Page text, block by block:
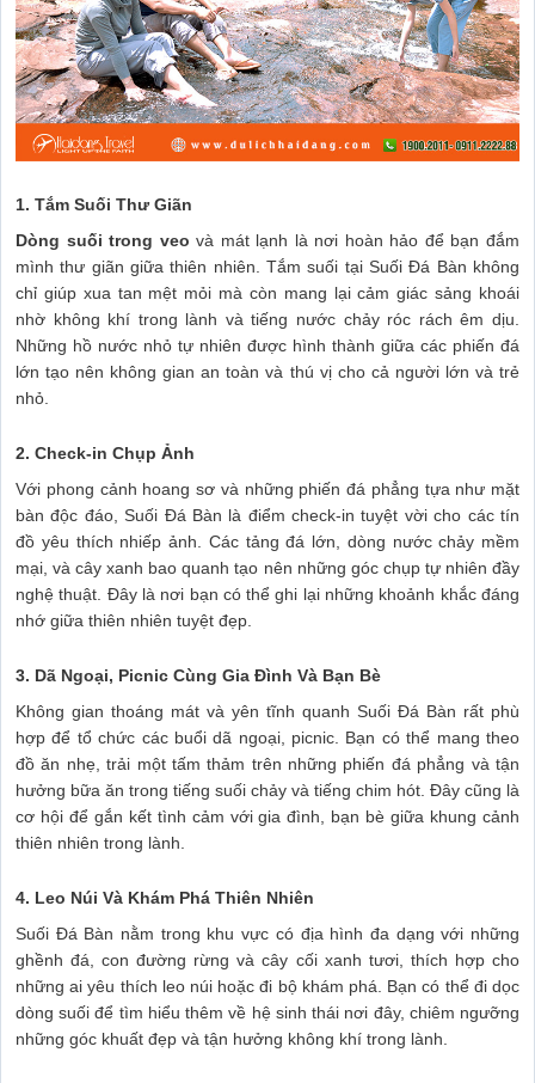
1. Tắm Suối Thư Giãn
Dòng suối trong veovà mát lạnh là nơi hoàn hảo để bạn đắm
mình thư giãn giữa thiên nhiên. Tắm suối tại Suối Đá Bàn không
chỉ giúp xua tan mệt mỏi mà còn mang lại cảm giác sảng khoái
nhờ không khí trong lành và tiếng nước chảy róc rách êm dịu.
Những hồ nước nhỏ tự nhiên được hình thành giữa các phiến đá
lớn tạo nên không gian an toàn và thú vị cho cả người lớn và trẻ
nhỏ.
2. Check-in Chụp Ảnh
Với phong cảnh hoang sơ và những phiến đá phẳng tựa như mặt
bàn độc đáo, Suối Đá Bàn là điểm check-in tuyệt vời cho các tín
đồ yêu thích nhiếp ảnh. Các tảng đá lớn, dòng nước chảy mềm
mại, và cây xanh bao quanh tạo nên những góc chụp tự nhiên đầy
nghệ thuật. Đây là nơi bạn có thể ghi lại những khoảnh khắc đáng
nhớ giữa thiên nhiên tuyệt đẹp.
3. Dã Ngoại, Picnic Cùng Gia Đình Và Bạn Bè
Không gian thoáng mát và yên tĩnh quanh Suối Đá Bàn rất phù
hợp để tổ chức các buổi dã ngoại, picnic. Bạn có thể mang theo
đồ ăn nhẹ, trải một tấm thảm trên những phiến đá phẳng và tận
hưởng bữa ăn trong tiếng suối chảy và tiếng chim hót. Đây cũng là
cơ hội để gắn kết tình cảm với gia đình, bạn bè giữa khung cảnh
thiên nhiên trong lành.
4. Leo Núi Và Khám Phá Thiên Nhiên
Suối Đá Bàn nằm trong khu vực có địa hình đa dạng với những
ghềnh đá, con đường rừng và cây cối xanh tươi, thích hợp cho
những ai yêu thích leo núi hoặc đi bộ khám phá. Bạn có thể đi dọc
dòng suối để tìm hiểu thêm về hệ sinh thái nơi đây, chiêm ngưỡng
những góc khuất đẹp và tận hưởng không khí trong lành.